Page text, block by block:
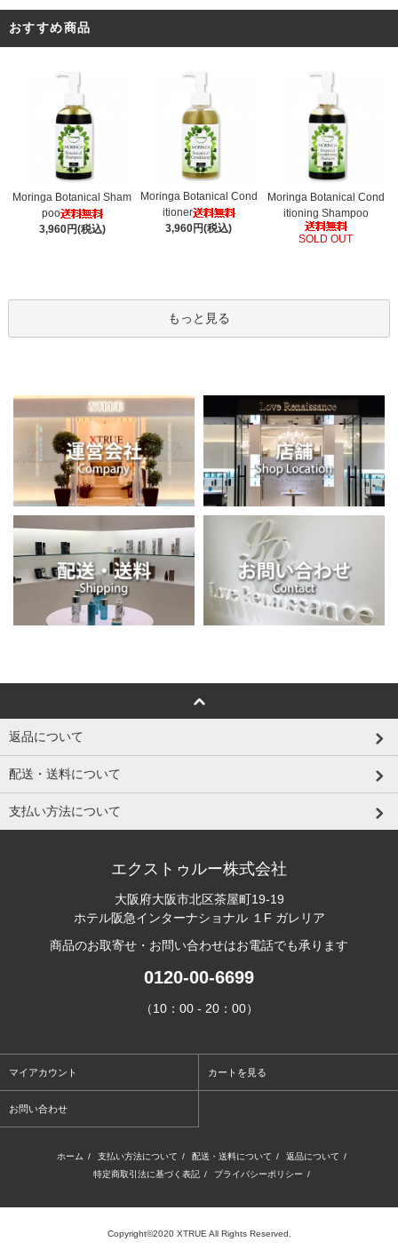
おすすめ商品
Moringa Botanical Sham
poo
3,960円(税込)
Moringa Botanical Cond
itioner
3,960円(税込)
Moringa Botanical Cond
itioning Shampoo
SOLD OUT
もっと見る
返品について
配送・送料について
支払い方法について
エクストゥルー株式会社
大阪府大阪市北区茶屋町19-19
ホテル阪急インターナショナル １F ガレリア
商品のお取寄せ・お問い合わせはお電話でも承ります
0120-00-6699
（10：00 - 20：00）
マイアカウント カートを見る
お問い合わせ
ホーム / 支払い方法について / 配送・送料について / 返品について /
特定商取引法に基づく表記 / プライバシーポリシー /
Copyright©2020 XTRUE All Rights Reserved.